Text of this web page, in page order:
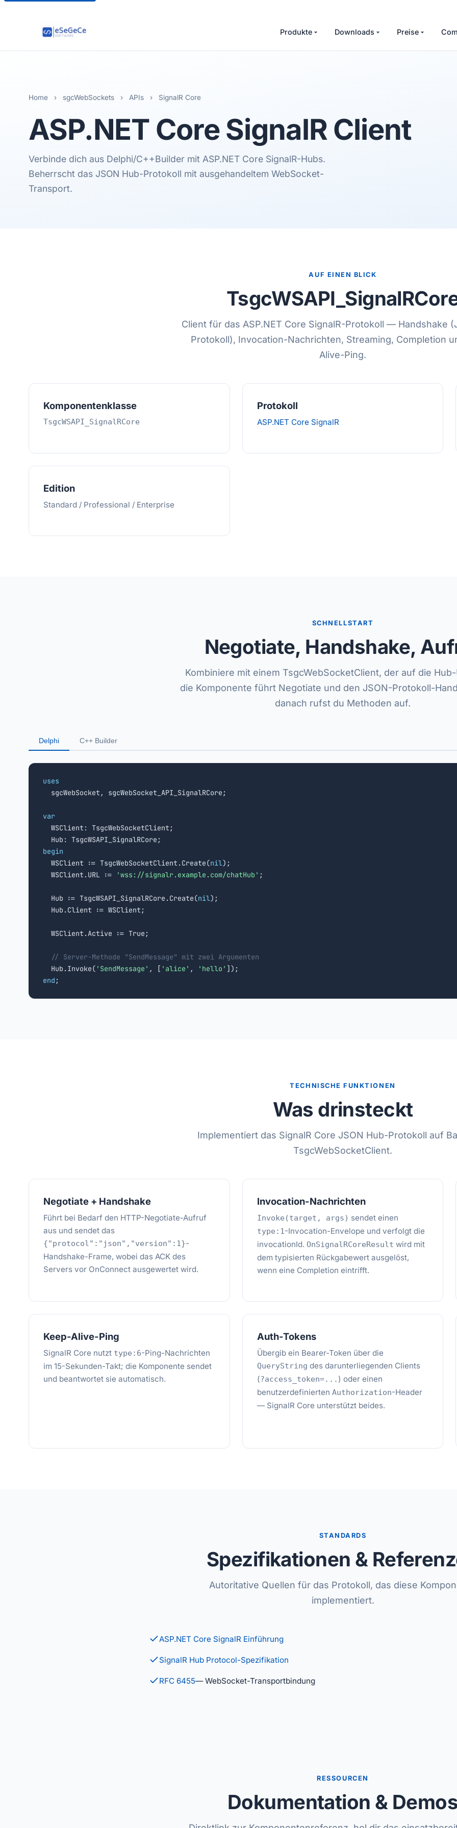
Produkte Downloads Preise
Home › sgcWebSockets › APIs › SignalR Core
ASP.NET Core SignalRClient
Verbinde dich aus Delphi/C++Builder mit ASP.NET Core SignalR-Hubs.
Beherrscht das JSON Hub-Protokoll mit ausgehandeltem WebSocket-
Transport.
AUF EINEN BLICK
Client für das ASP.NET Core SignalR-Protokoll — Handshake
Protokoll), Invocation-Nachrichten, Streaming, Completion
Alive-Ping.
Komponentenklasse
TsgcWSAPI_SignalRCore
Protokoll
ASP.NET Core SignalR
Edition
Standard / Professional / Enterprise
SCHNELLSTART
Negotiate, Handshake,
Kombiniere mit einem TsgcWebSocketClient, der auf die
die Komponente führt Negotiate und den JSON-Protokoll-
danach rufst du Methoden auf.
Delphi C++ Builder
uses
sgcWebSocket, sgcWebSocket_API_SignalRCore;
var
WSClient: TsgcWebSocketClient;
begin
WSClient := TsgcWebSocketClient.Create(nil);
  WSClient.URL :=
'wss://signalr.example.com/chatHub' ;
  Hub := TsgcWSAPI_SignalRCore.Create(
nil);
  Hub.Client := WSClient;
  WSClient.Active := True;
// Server-Methode "SendMessage" mit zwei Argumenten
  Hub.Invoke(
'SendMessage' , [ 'alice' , 'hello'
end ;
TECHNISCHE FUNKTIONEN
Was drinsteckt
Implementiert das SignalR Core JSON Hub-Protokoll auf
TsgcWebSocketClient.
Negotiate + Handshake
Führt bei Bedarf den HTTP-Negotiate-Aufruf
aus und sendet das
{"protocol":"json","version":1}-
Handshake-Frame, wobei das ACK des
Servers vor OnConnect ausgewertet wird.
Invocation-Nachrichten
Invoke(target, args) sendet einen
type:1-Invocation-Envelope und verfolgt die
invocationId. OnSignalRCoreResult wird mit
dem typisierten Rückgabewert ausgelöst,
wenn eine Completion eintrifft.
Keep-Alive-Ping
SignalR Core nutzt type:6-Ping-Nachrichten
im 15-Sekunden-Takt; die Komponente sendet
und beantwortet sie automatisch.
Auth-Tokens
Übergib ein Bearer-Token über die
QueryString des darunterliegenden Clients
(?access_token=... ) oder einen
benutzerdefinierten Authorization-Header
— SignalR Core unterstützt beides.
STANDARDS
Spezifikationen &
Autoritative Quellen für das Protokoll, das diese
implementiert.
ASP.NET Core SignalR Einführung
SignalR Hub Protocol-Spezifikation
RFC 6455— WebSocket-Transportbindung
RESSOURCEN
Dokumentation & Demos